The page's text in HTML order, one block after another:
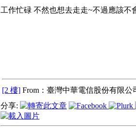
工作忙碌 不然也想去走走~不過應該不
[2 樓] From：臺灣中華電信股份有限公
分享: